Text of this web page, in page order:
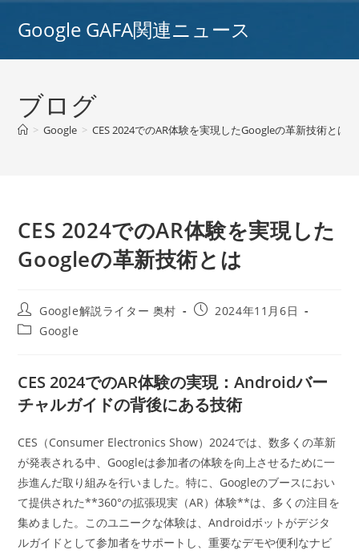
Google GAFA関連ニュース
ブログ
> Google > CES 2024でのAR体験を実現したGoogleの革新技術とは
CES 2024でのAR体験を実現した
Googleの革新技術とは
投
稿
者:
Google解説ライター 奥村
投
日:
2024年11月6日
投
テ
ゴ
リ
Google
CES 2024でのAR体験の実現：Androidバー
チャルガイドの背後にある技術
CES（Consumer Electronics Show）2024では、数多くの革新
が発表される中、Googleは参加者の体験を向上させるために一
歩進んだ取り組みを行いました。特に、Googleのブースにおい
て提供された**360°の拡張現実（AR）体験**は、多くの注目を
集めました。このユニークな体験は、Androidボットがデジタ
ルガイドとして参加者をサポートし、重要なデモや便利なナビ